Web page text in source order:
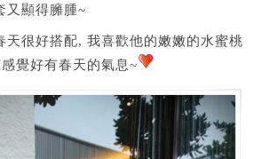
又顯得臃腫~
天很好搭配, 我喜歡他的嫩嫩的水蜜桃
覺好有春天的氣息~